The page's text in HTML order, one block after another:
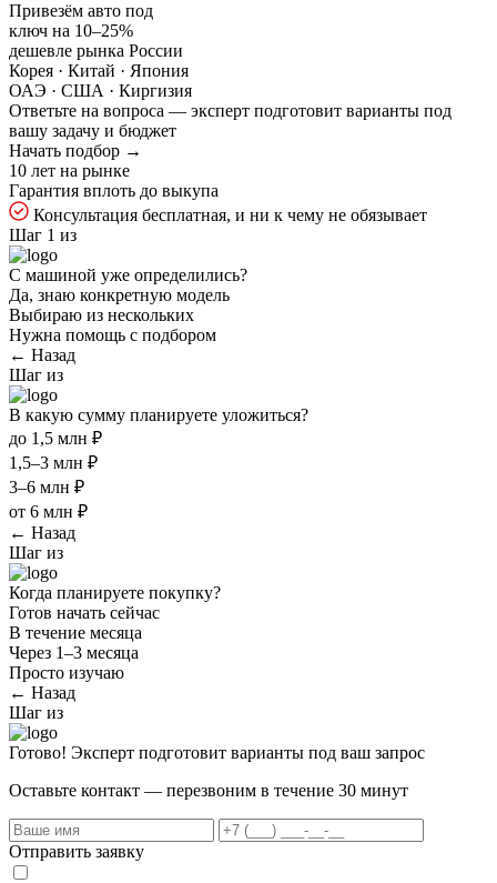
Привезём авто под
ключ на 10–25%
дешевле рынка России
Корея · Китай · Япония
ОАЭ · США · Киргизия
Ответьте на вопроса — эксперт подготовит варианты под
вашу задачу и бюджет
Начать подбор →
10 лет на рынке
Гарантия вплоть до выкупа
Консультация бесплатная, и ни к чему не обязывает
Шаг 1 из
С машиной уже определились?
Да, знаю конкретную модель
Выбираю из нескольких
Нужна помощь с подбором
← Назад
Шаг из
В какую сумму планируете уложиться?
до 1,5 млн ₽
1,5–3 млн ₽
3–6 млн ₽
от 6 млн ₽
← Назад
Шаг из
Когда планируете покупку?
Готов начать сейчас
В течение месяца
Через 1–3 месяца
Просто изучаю
← Назад
Шаг из
Готово! Эксперт подготовит варианты под ваш запрос
Оставьте контакт — перезвоним в течение 30 минут
Отправить заявку